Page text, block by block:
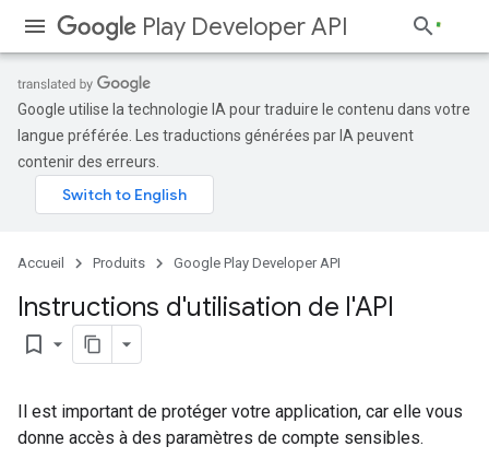
Play Developer API
Google utilise la technologie IA pour traduire le contenu dans votre
langue préférée. Les traductions générées par IA peuvent
contenir des erreurs.
Accueil Produits Google Play Developer API
Instructions d'utilisation de l'API
bookmark_border
Il est important de protéger votre application, car elle vous
donne accès à des paramètres de compte sensibles.